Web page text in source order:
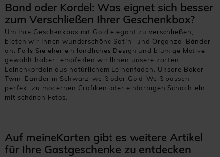
Band oder Kordel: Was eignet sich besser
zum Verschließen Ihrer Geschenkbox?
Um Ihre Geschenkbox mit Gold elegant zu verschließen,
bieten wir Ihnen wunderschöne Satin- und Organza-Bänder
an. Falls Sie eher ein ländliches Design und blumige Motive
gewählt haben, empfehlen wir Ihnen unsere zarten
Leinenkordeln aus natürlichem Leinenfaden. Unsere Baker-
Twin-Bänder in Schwarz-weiß oder Gold-Weiß passen
perfekt zu modernen Grafiken oder einfarbigen Schachteln
mit schönen Fotos.
Auf meineKarten gibt es weitere Artikel
für Ihre Gastgeschenke zu entdecken